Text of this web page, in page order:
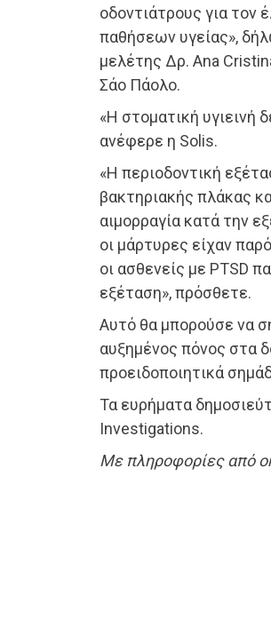
οδοντιάτρους για τον
παθήσεων υγείας»,
μελέτης Δρ. Ana
Σάο Πάολο.
«Η στοματική υγιεινή
ανέφερε η Solis.
«Η περιοδοντική
βακτηριακής πλάκας
αιμορραγία κατά την
οι μάρτυρες είχαν
οι ασθενείς με PTSD
εξέταση», πρόσθετε.
Αυτό θα μπορούσε να
αυξημένος πόνος στα
προειδοποιητικά
Τα ευρήματα
Investigations.
Με πληροφορίες από